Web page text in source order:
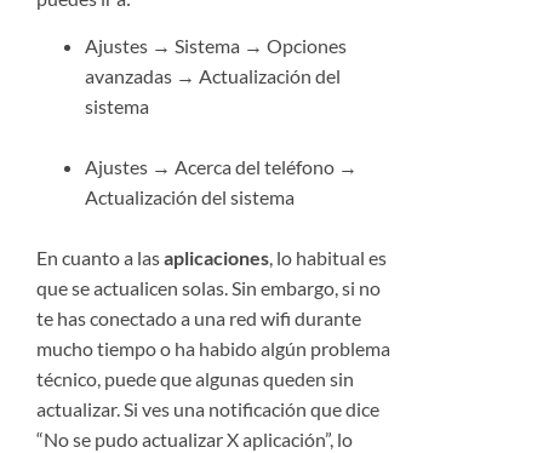
Ajustes → Sistema → Opciones
avanzadas → Actualización del
sistema
Ajustes → Acerca del teléfono →
Actualización del sistema
En cuanto a lasaplicaciones, lo habitual es
que se actualicen solas. Sin embargo, si no
te has conectado a una red wifi durante
mucho tiempo o ha habido algún problema
técnico, puede que algunas queden sin
actualizar. Si ves una notificación que dice
“No se pudo actualizar X aplicación”, lo